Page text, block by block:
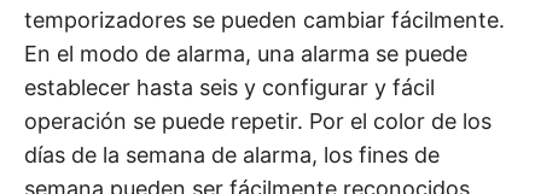
temporizadores se pueden cambiar fácilmente.
En el modo de alarma, una alarma se puede
establecer hasta seis y configurar y fácil
operación se puede repetir. Por el color de los
días de la semana de alarma, los fines de
semana pueden ser fácilmente reconocidos